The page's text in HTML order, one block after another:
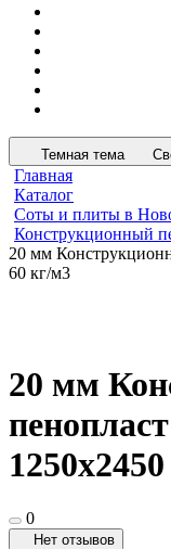
Темная тема
Главная
Каталог
Соты и плиты в
Конструкционный
20 мм
60 кг/м3
20 мм
0
Нет отзывов